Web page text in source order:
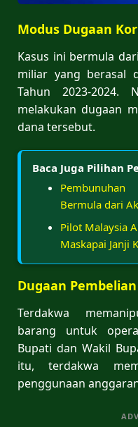
Modus Dugaan
Kasus ini bermula
miliar yang berasal
Tahun 2023-2024.
melakukan dugaan
dana tersebut.
Baca Juga Pilihan
Bermula dari
Pilot Malaysia
Maskapai Janji
Dugaan
Terdakwa
barang untuk
Bupati dan Wakil
itu, terdakwa
penggunaan